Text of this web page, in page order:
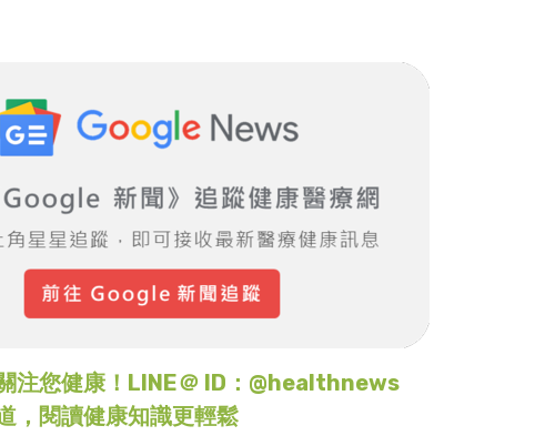
注您健康！LINE＠ ID：@healthnews
，閱讀健康知識更輕鬆